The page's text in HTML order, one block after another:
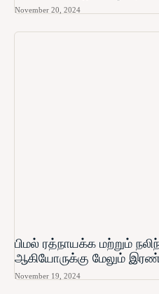
November 20, 2024
பிமல் ரத்நாயக்க மற்றும்
ஆகியோருக்கு மேலும்
November 19, 2024